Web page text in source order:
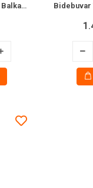
Bidebuvar Uzun Saplı Balkabağı Tasarımlı Biblo - Büyük Boy - Seramik - Parlak Altın